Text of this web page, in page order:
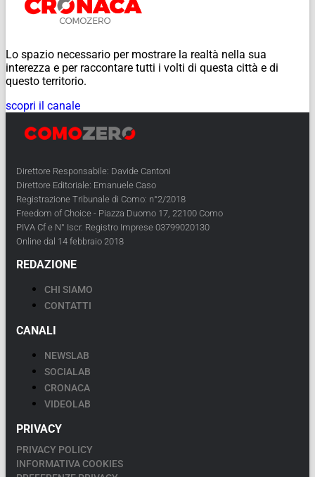
Lo spazio necessario per mostrare la realtà nella sua
interezza e per raccontare tutti i volti di questa città e di
questo territorio.
scopri il canale
Direttore Responsabile: Davide Cantoni
Direttore Editoriale: Emanuele Caso
Registrazione Tribunale di Como: n°2/2018
Freedom of Choice - Piazza Duomo 17, 22100 Como
PIVA Cf e N° Iscr. Registro Imprese 03799020130
Online dal 14 febbraio 2018
REDAZIONE
CHI SIAMO
CONTATTI
CANALI
NEWSLAB
SOCIALAB
CRONACA
VIDEOLAB
PRIVACY
PRIVACY POLICY
INFORMATIVA COOKIES